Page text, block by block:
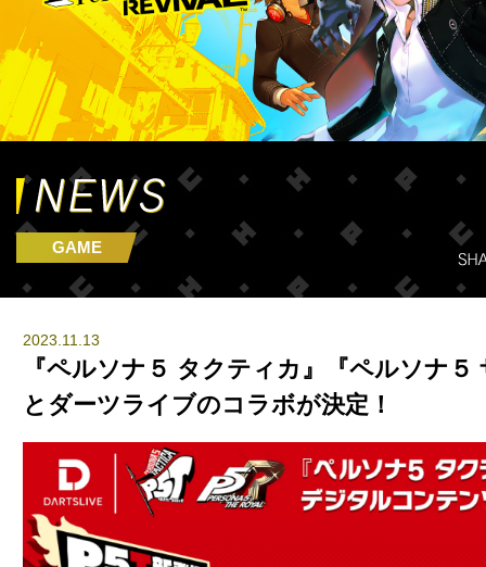
GAME
2023.11.13
『ペルソナ５ タクティカ』『ペルソナ５
とダーツライブのコラボが決定！